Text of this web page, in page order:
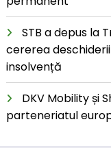
STB a depus la
cererea
insolvență
DKV Mobility și
parteneriatul